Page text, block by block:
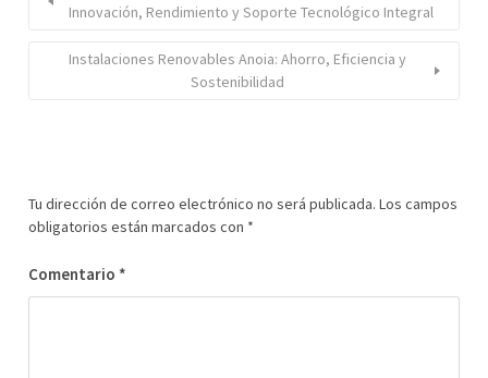
Innovación, Rendimiento y Soporte Tecnológico Integral
Instalaciones Renovables Anoia: Ahorro, Eficiencia y
Sostenibilidad
Tu dirección de correo electrónico no será publicada. Los campos
obligatorios están marcados con *
Comentario *